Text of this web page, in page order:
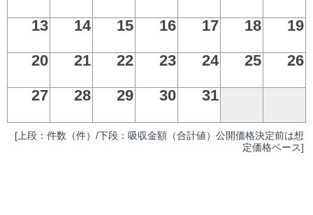
13
14 15 16 17 18
19
20
21 22 23 24 25
26
27
28 29 30 31
[上段：件数（件）/下段：吸収金額（合計値）公開価格決定前は想
定価格ベース]